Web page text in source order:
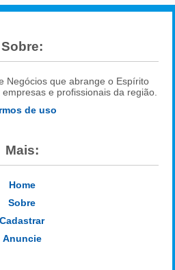
Sobre:
Negócios que abrange o Espírito
e profissionais da região.
de uso
Mais:
Home
Sobre
Cadastrar
Anuncie